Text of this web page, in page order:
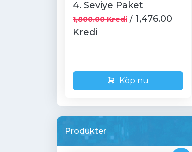
4. Seviye Paket
1,800.00 Kredi / 1,476.00
Kredi
Köp nu
Produkter